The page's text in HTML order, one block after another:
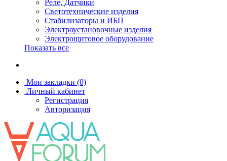
Реле, Датчики
Светотехнические изделия
Стабилизаторы и ИБП
Электроустановочные изделия
Электрощитовое оборудование
Показать все
Мои закладки (0)
Личный кабинет
Регистрация
Авторизация